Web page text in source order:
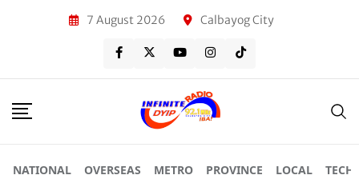
7 August 2026 Calbayog City
NATIONAL OVERSEAS METRO PROVINCE LOCAL TECH